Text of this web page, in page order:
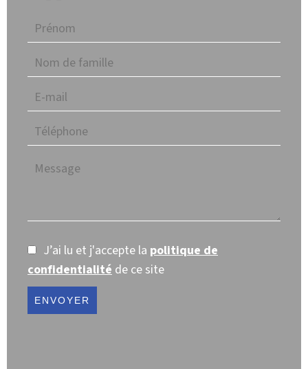
J’ai lu et j'accepte la politique de
confidentialité de ce site
ENVOYER